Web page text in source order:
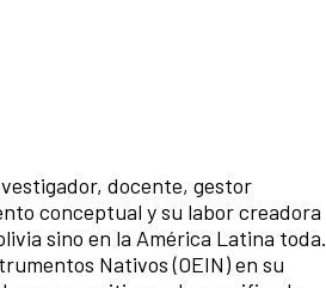
docente, gestor
conceptual y su labor creadora
sino en la América Latina toda.
Nativos (OEIN) en su